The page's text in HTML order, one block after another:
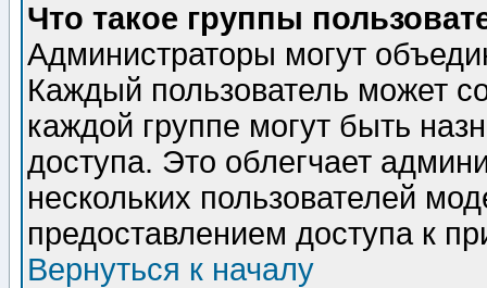
Что такое группы
Администраторы могут
Каждый пользователь может
каждой группе могут быть
доступа. Это облегчает
нескольких пользователей
предоставлением доступа к
Вернуться к началу